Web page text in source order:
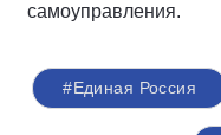
самоуправления.
#Единая Россия